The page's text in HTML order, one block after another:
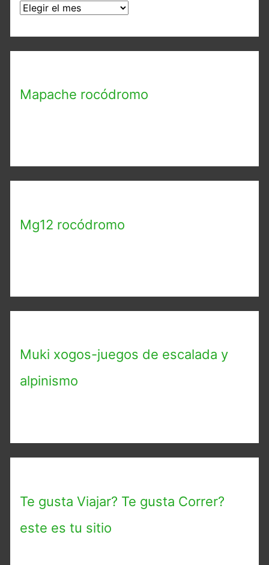
A
v
Mapache rocódromo
Mg12 rocódromo
Muki xogos-juegos de escalada y
alpinismo
Te gusta Viajar? Te gusta Correr?
este es tu sitio